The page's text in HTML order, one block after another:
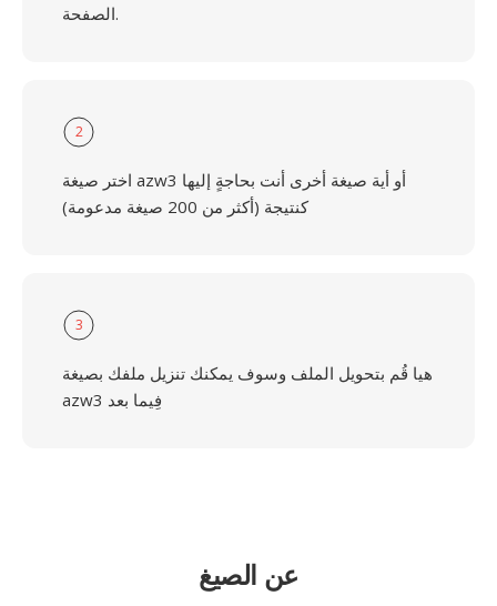
الصفحة.
2
اختر صيغة azw3 أو أية صيغة أخرى أنت بحاجةٍ إليها
كنتيجة (أكثر من 200 صيغة مدعومة)
3
هيا قُم بتحويل الملف وسوف يمكنك تنزيل ملفك بصيغة
azw3 فِيما بعد
عن الصيغ